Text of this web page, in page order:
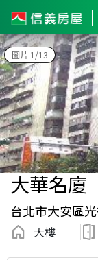
圖片 1/13
大華名廈
台北市大安區
大樓